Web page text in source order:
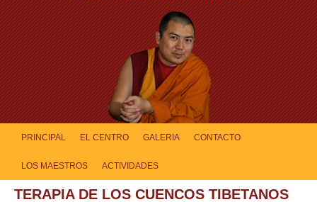
PRINCIPAL EL CENTRO GALERIA CONTACTO
LOS MAESTROS ACTIVIDADES
TERAPIA DE LOS CUENCOS TIBETANOS